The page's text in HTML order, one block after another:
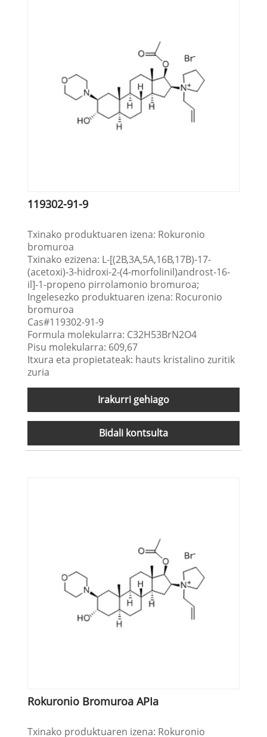
119302-91-9
Txinako produktuaren izena: Rokuronio
bromuroa
Txinako ezizena: L-[(2Β,3Α,5Α,16Β,17Β)-17-
(acetoxi)-3-hidroxi-2-(4-morfolinil)androst-16-
il]-1-propeno pirrolamonio bromuroa;
Ingelesezko produktuaren izena: Rocuronio
bromuroa
Cas#119302-91-9
Formula molekularra: C32H53BrN2O4
Pisu molekularra: 609,67
Itxura eta propietateak: hauts kristalino zuritik
zuria
Irakurri gehiago
Bidali kontsulta
Rokuronio Bromuroa APIa
Txinako produktuaren izena: Rokuronio